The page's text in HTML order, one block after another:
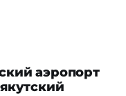
номер
к ней
среди них:
аэропорт